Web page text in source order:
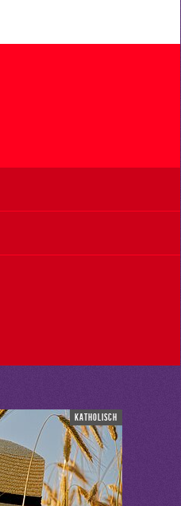
katholisch